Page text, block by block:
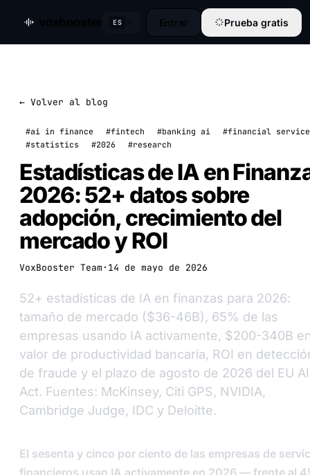
ES Entrar Prueba gratis
← Volver al blog
#ai in finance #fintech #banking ai
#financial
#statistics
#2026 #research
Estadísticas de IA en
2026: 52+ datos sobre
adopción, crecimiento del
mercado y ROI
VoxBooster Team · 14 de mayo de 2026
52+ estadísticas de IA en finanzas para 2026:
tamaño de mercado ($36-46B), 65% de las
empresas usando IA activamente, $200-340B
valor de productividad bancaria, ROI en
de fraude y el plazo de agosto de 2026 del EU AI
Act. Fuentes: McKinsey, Citi GPS, NVIDIA,
Cambridge Judge, IDC y Deloitte.
El sesenta y cinco por ciento de las empresas de
financieros usan IA activamente en 2026 — frente al